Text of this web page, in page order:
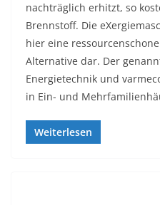
nachträglich erhitzt, so
Brennstoff. Die
hier eine
Alternative dar. Der
Energietechnik und
in Ein- und
Weiterlesen